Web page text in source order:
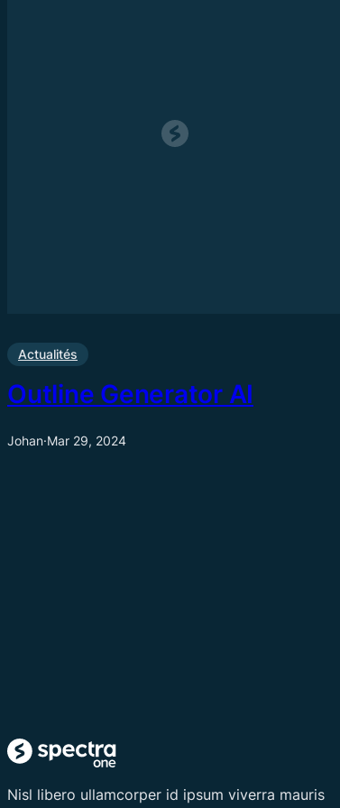
Actualités
Outline Generator AI
Johan·Mar 29, 2024
Nisl libero ullamcorper id ipsum viverra mauris